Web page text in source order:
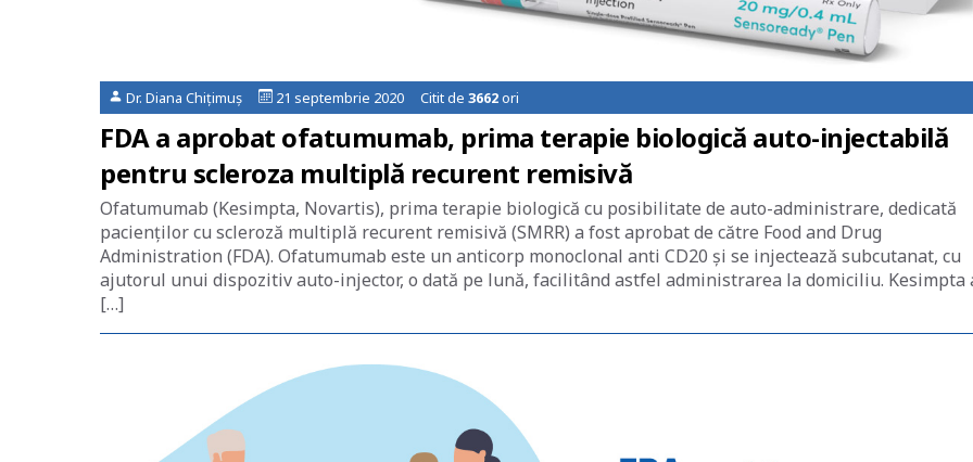
Dr. Diana Chițimuș 21 septembrie 2020 Citit de 3662ori
FDA a aprobat ofatumumab, prima terapie biologică auto-injectabilă
pentru scleroza multiplă recurent remisivă
Ofatumumab (Kesimpta, Novartis), prima terapie biologică cu posibilitate de auto-administrare, dedicată
pacienților cu scleroză multiplă recurent remisivă (SMRR) a fost aprobat de către Food and Drug
Administration (FDA). Ofatumumab este un anticorp monoclonal anti CD20 și se injectează subcutanat, cu
ajutorul unui dispozitiv auto-injector, o dată pe lună, facilitând astfel administrarea la domiciliu. Kesimpta
[…]